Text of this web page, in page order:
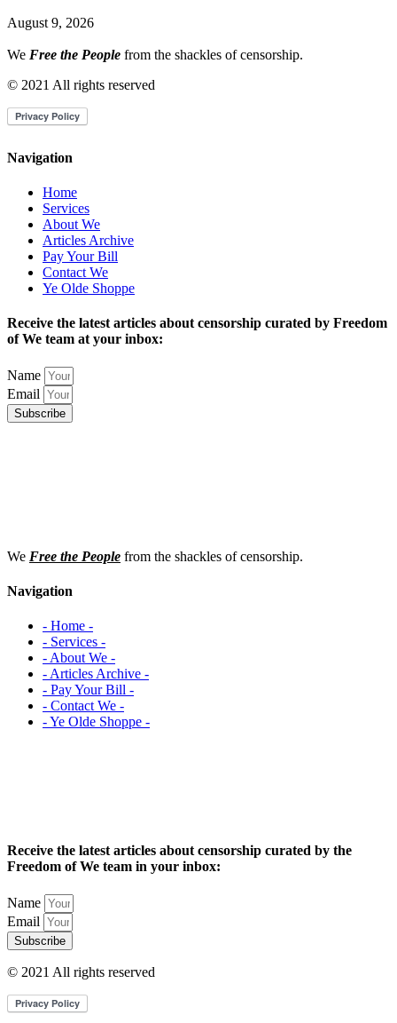
August 9, 2026
We Free the People from the shackles of censorship.
© 2021 All rights reserved
Navigation
Home
Services
About We
Articles Archive
Pay Your Bill
Contact We
Ye Olde Shoppe
Receive the latest articles about censorship curated by Freedom
of We team at your inbox:
Name
Email
Subscribe
We Free the People from the shackles of censorship.
Navigation
- Home -
- Services -
- About We -
- Articles Archive -
- Pay Your Bill -
- Contact We -
- Ye Olde Shoppe -
Receive the latest articles about censorship curated by the
Freedom of We team in your inbox:
Name
Email
Subscribe
© 2021 All rights reserved